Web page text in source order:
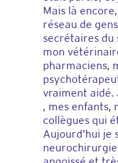
Mais là
réseau de
secrétaires du
mon
pharmaciens,
vraiment aidé.
, mes enfants,
collègues qui
Aujourd’hui je